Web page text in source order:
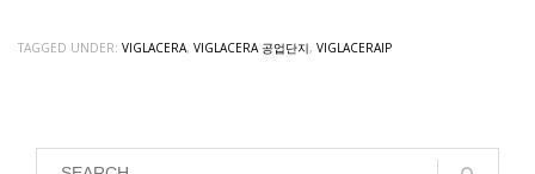
TAGGED UNDER: VIGLACERA, VIGLACERA 공업단지, VIGLACERAIP